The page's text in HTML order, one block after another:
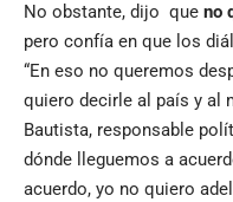
No obstante, dijo que no
pero confía en que los
“En eso no queremos
quiero decirle al país y al
Bautista, responsable
dónde lleguemos a
acuerdo, yo no quiero